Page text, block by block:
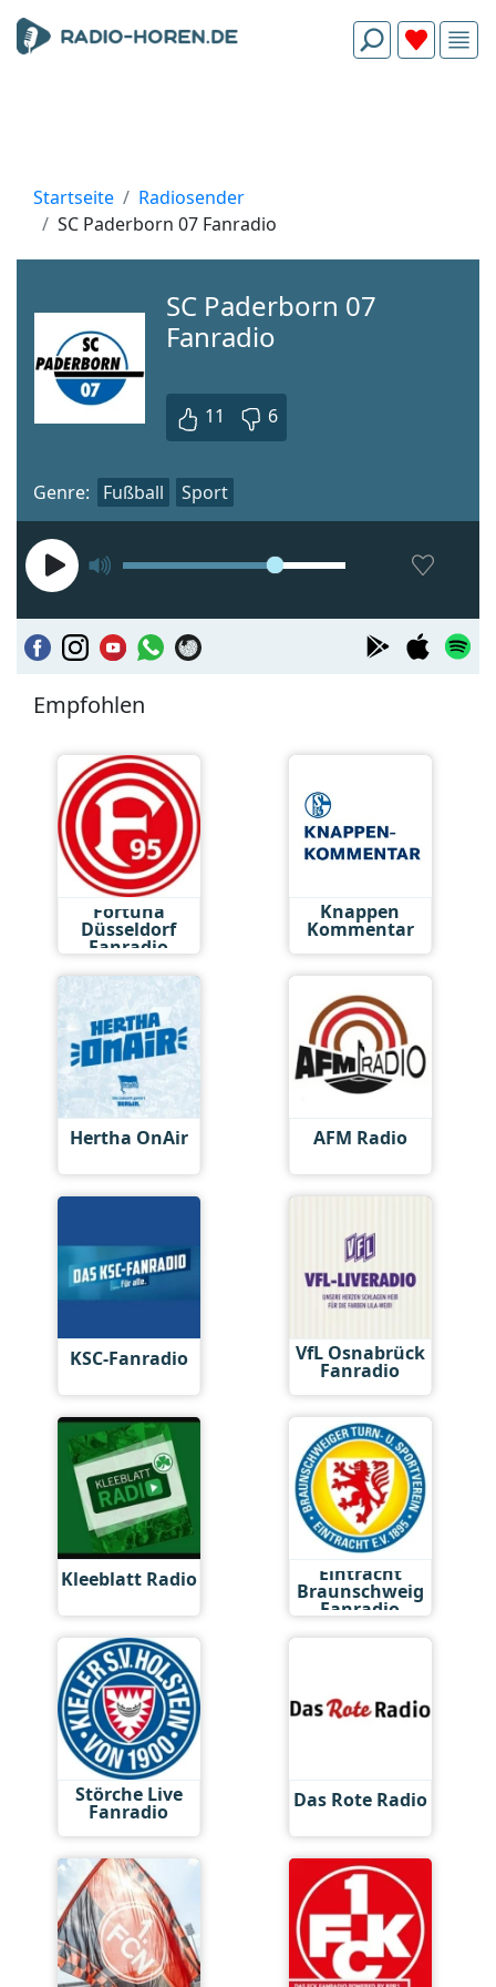
Startseite
Radiosender
SC Paderborn 07 Fanradio
SC Paderborn 07
Fanradio
11 6
Genre: Fußball Sport
Empfohlen
Fortuna
Düsseldorf
Fanradio
Knappen
Kommentar
Hertha OnAir AFM Radio
KSC-Fanradio VfL Osnabrück
Fanradio
Kleeblatt Radio Eintracht
Braunschweig
Fanradio
Störche Live
Fanradio Das Rote Radio